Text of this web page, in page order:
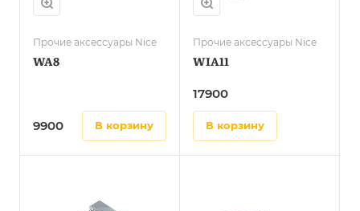
Прочие аксессуары Nice
WA8
9900 в корзину
Прочие аксессуары Nice
WIA11
17900
в корзину